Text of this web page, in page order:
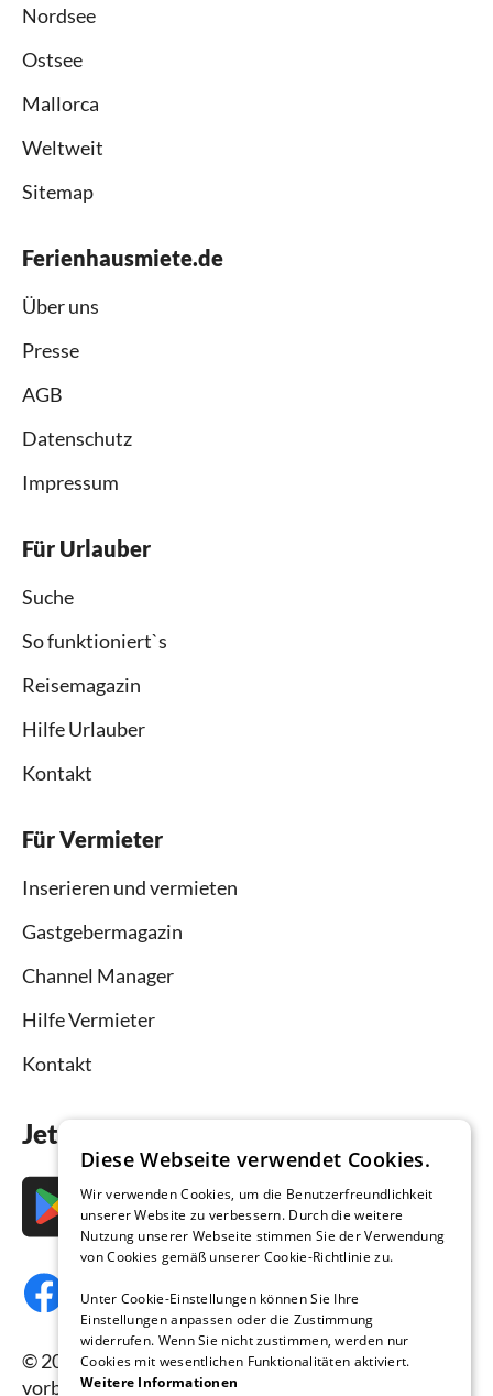
Nordsee
Ostsee
Mallorca
Weltweit
Sitemap
Ferienhausmiete.de
Über uns
Presse
AGB
Datenschutz
Impressum
Für Urlauber
Suche
So funktioniert`s
Reisemagazin
Hilfe Urlauber
Kontakt
Für Vermieter
Inserieren und vermieten
Gastgebermagazin
Channel Manager
Hilfe Vermieter
Kontakt
Jetzt die App downloaden
© 2026 Ferienhausmiete.de, alle Rechte
vorbehalten.
Diese Webseite verwendet Cookies.
Wir verwenden Cookies, um die Benutzerfreundlichkeit
unserer Website zu verbessern. Durch die weitere
Nutzung unserer Webseite stimmen Sie der Verwendung
von Cookies gemäß unserer Cookie-Richtlinie zu.
Unter Cookie-Einstellungen können Sie Ihre
Einstellungen anpassen oder die Zustimmung
widerrufen. Wenn Sie nicht zustimmen, werden nur
Cookies mit wesentlichen Funktionalitäten aktiviert.
Weitere Informationen